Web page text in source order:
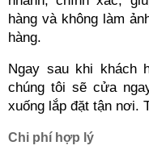
hàng và không làm
hàng.
Ngay sau khi khách
chúng tôi sẽ cửa
xuống lắp đặt tận nơi.
Chi phí hợp lý